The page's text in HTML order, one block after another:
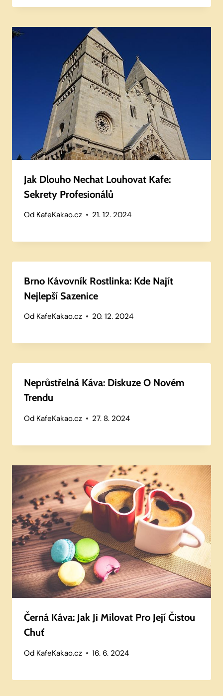
Jak Dlouho Nechat Louhovat Kafe:
Sekrety Profesionálů
Od KafeKakao.cz 21. 12. 2024
Brno Kávovník Rostlinka: Kde Najít
Nejlepší Sazenice
Od KafeKakao.cz 20. 12. 2024
Neprůstřelná Káva: Diskuze O Novém
Trendu
Od KafeKakao.cz 27. 8. 2024
Černá Káva: Jak Ji Milovat Pro Její Čistou
Chuť
Od KafeKakao.cz 16. 6. 2024